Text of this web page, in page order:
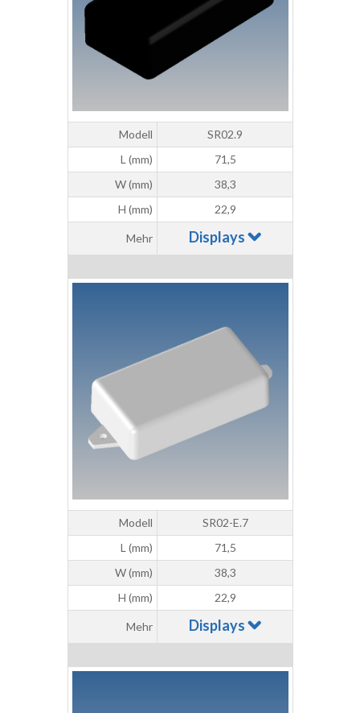
Modell
SR02.9
L (mm)
71,5
W (mm)
38,3
H (mm)
22,9
Mehr Displays
Modell
SR02-E.7
L (mm)
71,5
W (mm)
38,3
H (mm)
22,9
Mehr Displays